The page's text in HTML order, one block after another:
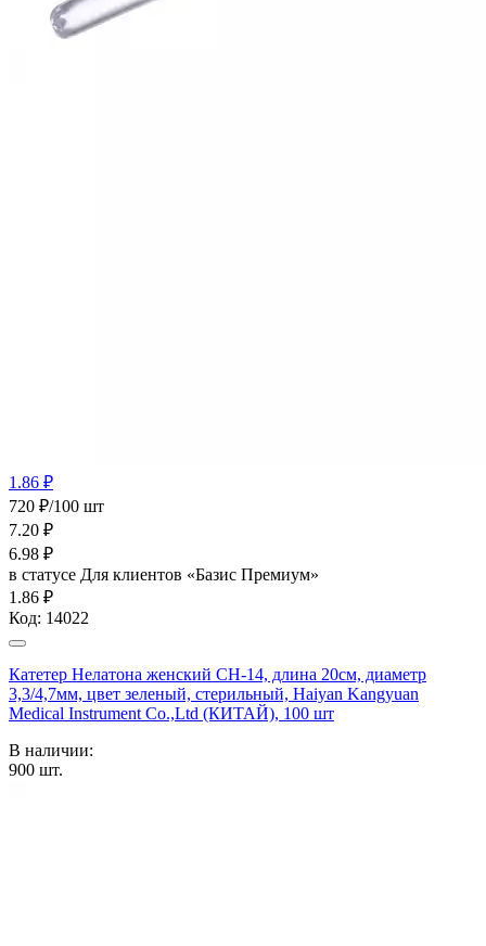
1.86 ₽
720 ₽/100 шт
7.20 ₽
6.98 ₽
в статусе Для клиентов «Базис Премиум»
1.86 ₽
Код: 14022
Катетер Нелатона женский CH-14, длина 20см, диаметр
3,3/4,7мм, цвет зеленый, стерильный, Haiyan Kangyuan
Medical Instrument Co.,Ltd (КИТАЙ), 100 шт
В наличии:
900 шт.